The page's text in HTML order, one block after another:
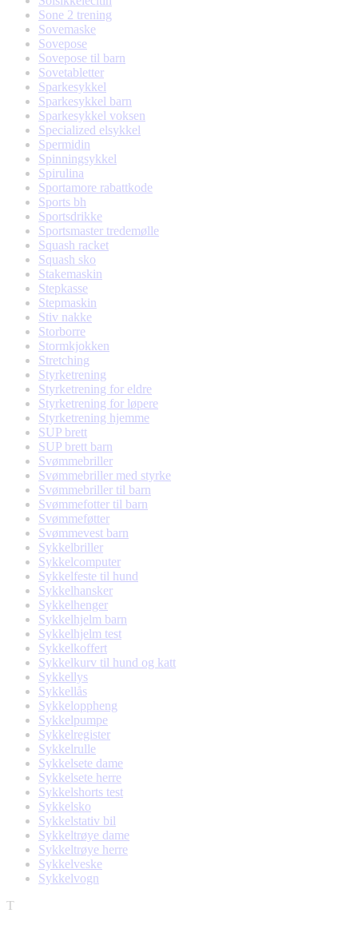
Sone 2 trening
Sovemaske
Sovepose
Sovepose til barn
Sovetabletter
Sparkesykkel
Sparkesykkel barn
Sparkesykkel voksen
Specialized elsykkel
Spermidin
Spinningsykkel
Spirulina
Sportamore rabattkode
Sports bh
Sportsdrikke
Sportsmaster tredemølle
Squash racket
Squash sko
Stakemaskin
Stepkasse
Stepmaskin
Stiv nakke
Storborre
Stormkjokken
Stretching
Styrketrening
Styrketrening for eldre
Styrketrening for løpere
Styrketrening hjemme
SUP brett
SUP brett barn
Svømmebriller
Svømmebriller med styrke
Svømmebriller til barn
Svømmefotter til barn
Svømmeføtter
Svømmevest barn
Sykkelbriller
Sykkelcomputer
Sykkelfeste til hund
Sykkelhansker
Sykkelhenger
Sykkelhjelm barn
Sykkelhjelm test
Sykkelkoffert
Sykkelkurv til hund og katt
Sykkellys
Sykkellås
Sykkeloppheng
Sykkelpumpe
Sykkelregister
Sykkelrulle
Sykkelsete dame
Sykkelsete herre
Sykkelshorts test
Sykkelsko
Sykkelstativ bil
Sykkeltrøye dame
Sykkeltrøye herre
Sykkelveske
Sykkelvogn
T